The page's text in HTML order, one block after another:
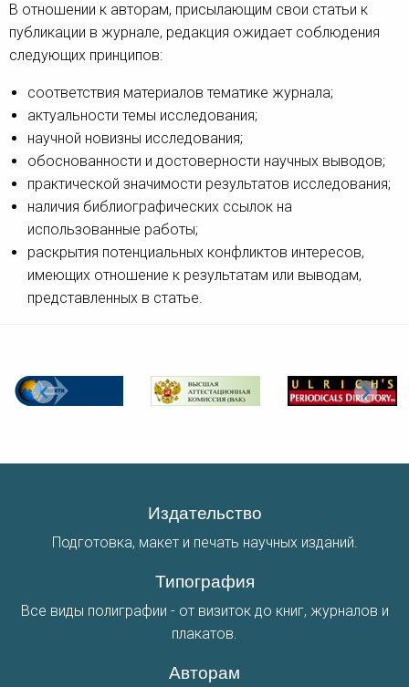
В отношении к авторам, присылающим свои статьи к
публикации в журнале, редакция ожидает соблюдения
следующих принципов:
соответствия материалов тематике журнала;
актуальности темы исследования;
научной новизны исследования;
обоснованности и достоверности научных выводов;
практической значимости результатов исследования;
наличия библиографических ссылок на
использованные работы;
раскрытия потенциальных конфликтов интересов,
имеющих отношение к результатам или выводам,
представленных в статье.
Издательство
Подготовка, макет и печать научных изданий.
Типография
Все виды полиграфии - от визиток до книг, журналов и
плакатов.
Авторам